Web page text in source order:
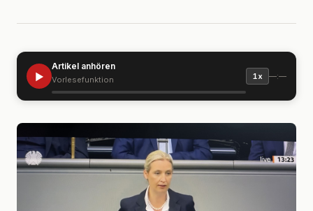
▶
Artikel anhören
Vorlesefunktion 1x —:—